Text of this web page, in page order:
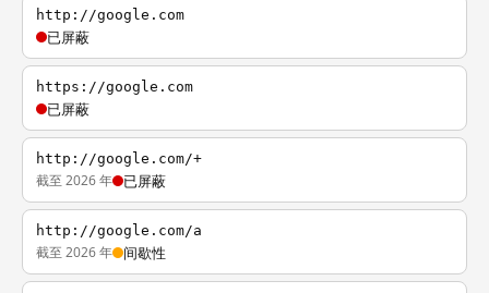
http://google.com
已屏蔽
https://google.com
已屏蔽
http://google.com/+
截至 2026 年 已屏蔽
http://google.com/a
截至 2026 年 间歇性